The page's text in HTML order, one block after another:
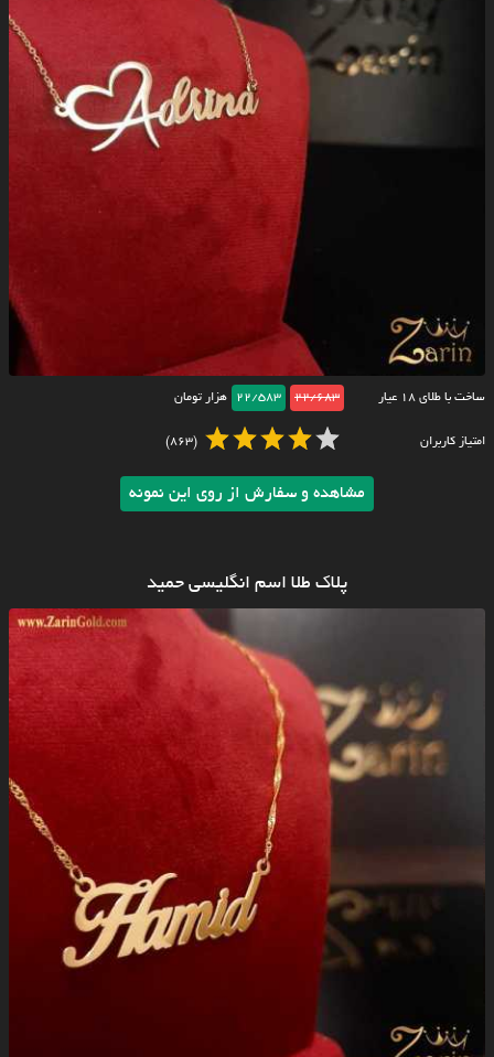
ساخت با طلای ۱۸ عیار 22/683
22/583 هزار تومان
امتیاز کاربران (863)
مشاهده و سفارش از روی این نمونه
پلاک طلا اسم انگلیسی حمید